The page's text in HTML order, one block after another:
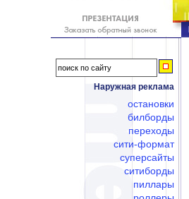
Наружная реклама
остановки
билборды
переходы
сити-формат
суперсайты
ситиборды
пиллары